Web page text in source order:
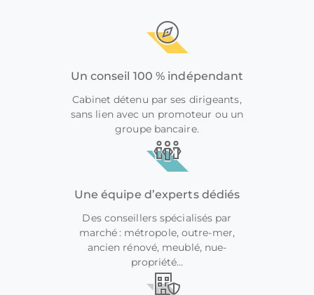
Un conseil 100 % indépendant
Cabinet détenu par ses dirigeants,
sans lien avec un promoteur ou un
groupe bancaire.
Une équipe d’experts dédiés
Des conseillers spécialisés par
marché : métropole, outre-mer,
ancien rénové, meublé, nue-
propriété…